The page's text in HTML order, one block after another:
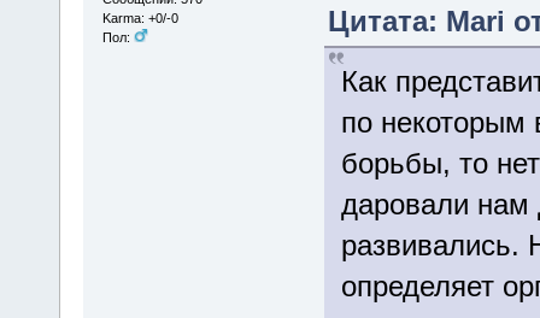
Karma: +0/-0
Пол:
Цитата: Mari
Как
по некоторым
борьбы, то
даровали нам
развивались.
определяет